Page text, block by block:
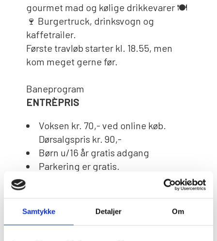
Samtykke Detaljer Om
gourmet mad og kølige drikkevarer 🍽️
🍷 Burgertruck, drinksvogn og
kaffetrailer.
Første travløb starter kl. 18.55, men
kom meget gerne før.
Baneprogram
ENTRÈPRIS
Voksen kr. 70,- ved online køb.
Dørsalgspris kr. 90,-
Børn u/16 år gratis adgang
Parkering er gratis.
PLANLÆG DIT BESØG